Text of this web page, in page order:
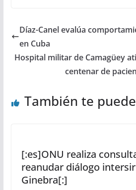
Díaz-Canel evalúa
en Cuba
Hospital militar de Camagüey
centenar de
También te
[:es]ONU realiza
reanudar diálogo
Ginebra[:]